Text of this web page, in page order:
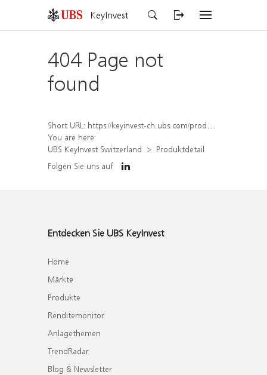
KeyInvest
404 Page not
found
Short URL: https://keyinvest-ch.ubs.com/produkt/detail/index/isin/CH1574363052
You are here:
UBS KeyInvest Switzerland
Produktdetail
Folgen Sie uns auf
Entdecken Sie UBS KeyInvest
Home
Märkte
Produkte
Renditemonitor
Anlagethemen
TrendRadar
Blog & Newsletter